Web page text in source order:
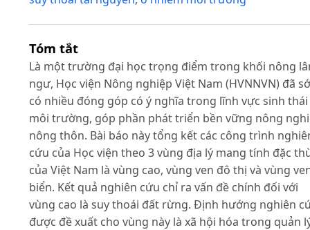
Tóm tắt
Là một trường đại học trọng điểm trong khối nông
ngư, Học viện Nông nghiệp Việt Nam (HVNNVN) đã
có nhiều đóng góp có ý nghĩa trong lĩnh vực sinh thái
môi trường, góp phần phát triển bền vững nông
nông thôn. Bài báo này tổng kết các công trình
cứu của Học viện theo 3 vùng địa lý mang tính đặc
của Việt Nam là vùng cao, vùng ven đô thị và vùng
biển. Kết quả nghiên cứu chỉ ra vấn đề chính đối với
vùng cao là suy thoái đất rừng. Định hướng nghiên
được đề xuất cho vùng này là xã hội hóa trong quản